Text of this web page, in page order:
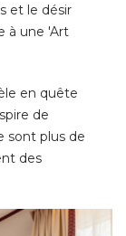
et le désir
à une 'Art
en quête
de
sont plus de
des